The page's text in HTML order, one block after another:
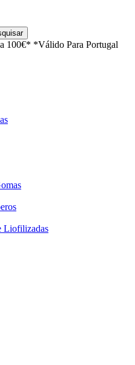
100€* *Válido Para Portugal
Liofilizadas